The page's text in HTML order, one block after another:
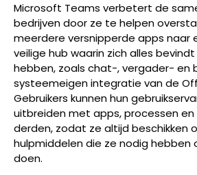
Microsoft Teams verbetert de
bedrijven door ze te helpen
meerdere versnipperde apps naar
veilige hub waarin zich alles
hebben, zoals chat-, vergader- en
systeemeigen integratie van de
Gebruikers kunnen hun
uitbreiden met apps, processen
derden, zodat ze altijd beschikken
hulpmiddelen die ze nodig hebben
doen.